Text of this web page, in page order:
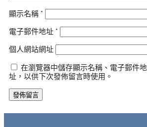
顯示名稱 *
電子郵件地址 *
個人網站網址
在瀏覽器中儲存顯示名稱、電子郵件
址，以供下次發佈留言時使用。